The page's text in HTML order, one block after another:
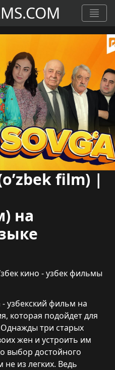
film) |
на
кино - узбек фильмы
- узбекский фильм на
которая подойдет для
три старых
жен и устроить им
выбор достойного
не из легких. Ведь